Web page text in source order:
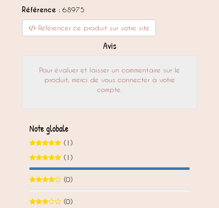
Référence : 68975
Référencer ce produit sur votre site
Avis
Pour évaluer et laisser un commentaire sur le
produit, merci de vous connecter à votre
compte.
Note globale
(1)
(1)
100%
(0)
(0)